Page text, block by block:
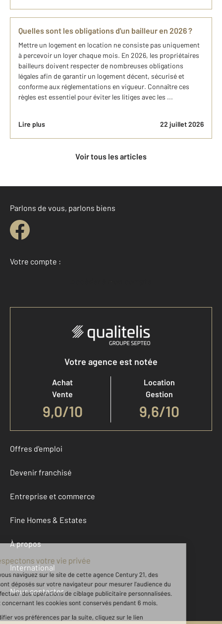
Quelles sont les obligations d'un bailleur en 2026 ?
Mettre un logement en location ne consiste pas uniquement
à percevoir un loyer chaque mois. En 2026, les propriétaires
bailleurs doivent respecter de nombreuses obligations
légales afin de garantir un logement décent, sécurisé et
conforme aux réglementations en vigueur. Connaître ces
règles est essentiel pour éviter les litiges avec les ...
Lire plus 22 juillet 2026
Voir tous les articles
Parlons de vous, parlons biens
Votre compte :
Accéder à mon compte
Votre agence est notée
Achat
Vente
9,0/10
Location
Gestion
9,6/10
Offres d'emploi
Devenir franchisé
Entreprise et commerce
Fine Homes & Estates
À propos
International
Nous contacter